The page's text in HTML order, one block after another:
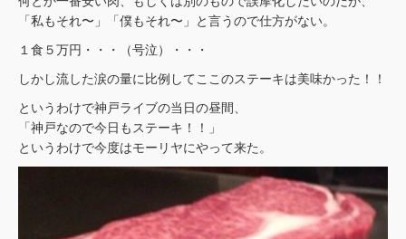
「私もそれ〜」「僕もそれ〜」と言うので仕方がない。
１食５万円・・・（号泣）・・・
しかし流した涙の量に比例してここのステーキは美味かった！！
というわけで神戸ライブの当日の昼間、
「神戸なので今日もステーキ！！」
というわけで今度はモーリヤにやって来た。